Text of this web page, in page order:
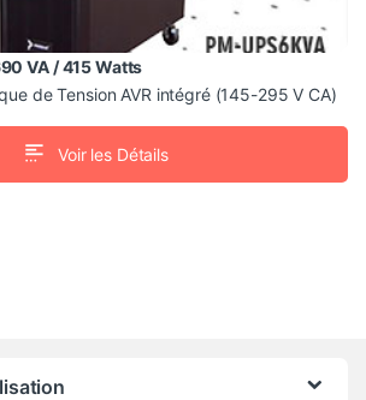
VA / 415 Watts
de Tension AVR intégré (145-295 V CA)
Voir les Détails